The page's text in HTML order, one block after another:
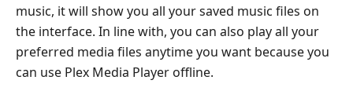
music, it will show you all your saved music files on
the interface. In line with, you can also play all your
preferred media files anytime you want because you
can use Plex Media Player offline.